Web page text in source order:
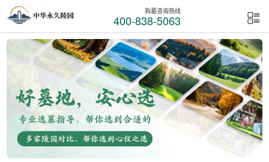
购墓咨询热线
400-838-5063